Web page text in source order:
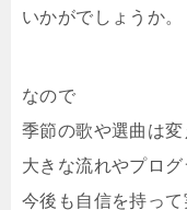
いかがでしょうか。
なので
季節の歌や選曲は変
大きな流れやプロ
今後も自信を持っ